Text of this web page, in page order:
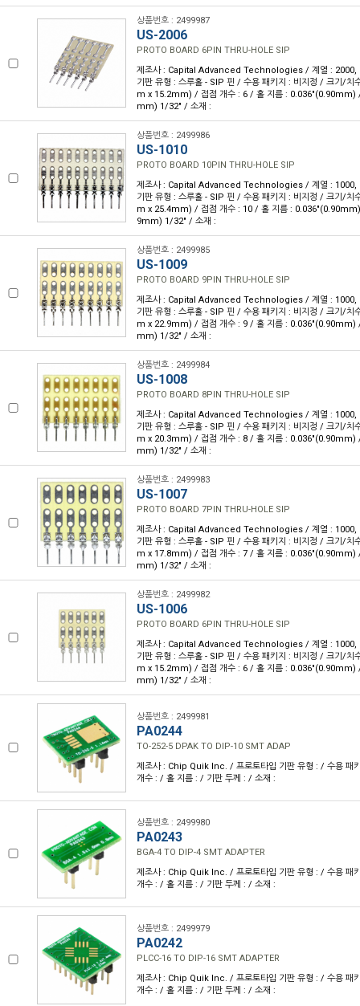
상품번호 : 2499987
US-2006
PROTO BOARD 6PIN THRU-HOLE SIP
제조사 : Capital Advanced Technologies / 계열 : 2000,
기판 유형 : 스루홀 - SIP 핀 / 수용 패키지 : 비지정 / 크기/
m x 15.2mm) / 접점 개수 : 6 / 홀 지름 : 0.036"(0.90mm)
mm) 1/32" / 소재 :
상품번호 : 2499986
US-1010
PROTO BOARD 10PIN THRU-HOLE SIP
제조사 : Capital Advanced Technologies / 계열 : 1000,
기판 유형 : 스루홀 - SIP 핀 / 수용 패키지 : 비지정 / 크기/
m x 25.4mm) / 접점 개수 : 10 / 홀 지름 :
9mm) 1/32" / 소재 :
상품번호 : 2499985
US-1009
PROTO BOARD 9PIN THRU-HOLE SIP
제조사 : Capital Advanced Technologies / 계열 : 1000,
기판 유형 : 스루홀 - SIP 핀 / 수용 패키지 : 비지정 / 크기/
m x 22.9mm) / 접점 개수 : 9 / 홀 지름 : 0.036"(0.90mm)
mm) 1/32" / 소재 :
상품번호 : 2499984
US-1008
PROTO BOARD 8PIN THRU-HOLE SIP
제조사 : Capital Advanced Technologies / 계열 : 1000,
기판 유형 : 스루홀 - SIP 핀 / 수용 패키지 : 비지정 / 크기/
m x 20.3mm) / 접점 개수 : 8 / 홀 지름 : 0.036"(0.90mm)
mm) 1/32" / 소재 :
상품번호 : 2499983
US-1007
PROTO BOARD 7PIN THRU-HOLE SIP
제조사 : Capital Advanced Technologies / 계열 : 1000,
기판 유형 : 스루홀 - SIP 핀 / 수용 패키지 : 비지정 / 크기/
m x 17.8mm) / 접점 개수 : 7 / 홀 지름 : 0.036"(0.90mm)
mm) 1/32" / 소재 :
상품번호 : 2499982
US-1006
PROTO BOARD 6PIN THRU-HOLE SIP
제조사 : Capital Advanced Technologies / 계열 : 1000,
기판 유형 : 스루홀 - SIP 핀 / 수용 패키지 : 비지정 / 크기/
m x 15.2mm) / 접점 개수 : 6 / 홀 지름 : 0.036"(0.90mm)
mm) 1/32" / 소재 :
상품번호 : 2499981
PA0244
TO-252-5 DPAK TO DIP-10 SMT ADAP
제조사 : Chip Quik Inc. / 프로토타입 기판 유형 : / 수용 패
개수 : / 홀 지름 : / 기판 두께 : / 소재 :
상품번호 : 2499980
PA0243
BGA-4 TO DIP-4 SMT ADAPTER
제조사 : Chip Quik Inc. / 프로토타입 기판 유형 : / 수용 패
개수 : / 홀 지름 : / 기판 두께 : / 소재 :
상품번호 : 2499979
PA0242
PLCC-16 TO DIP-16 SMT ADAPTER
제조사 : Chip Quik Inc. / 프로토타입 기판 유형 : / 수용 패
개수 : / 홀 지름 : / 기판 두께 : / 소재 :